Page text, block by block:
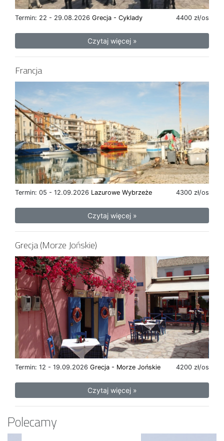
Termin: 22 - 29.08.2026 4400 zł/os
Grecja - Cyklady
Czytaj więcej »
Francja
Termin: 05 - 12.09.2026 4300 zł/os
Lazurowe Wybrzeże
Czytaj więcej »
Grecja (Morze Jońskie)
Termin: 12 - 19.09.2026 4200 zł/os
Grecja - Morze Jońskie
Czytaj więcej »
Polecamy